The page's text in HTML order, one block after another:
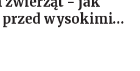
wysokimi…